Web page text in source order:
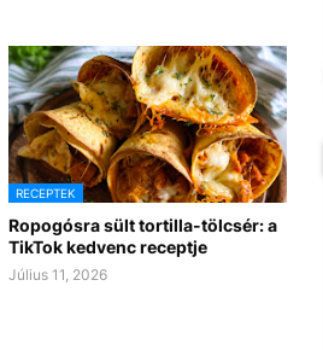
RECEPTEK
Ropogósra sült tortilla-tölcsér: a
TikTok kedvenc receptje
Július 11, 2026